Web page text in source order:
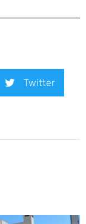
Twitter